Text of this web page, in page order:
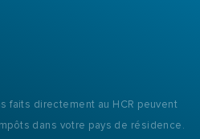
faits directement au HCR peuvent
dans votre pays de résidence.